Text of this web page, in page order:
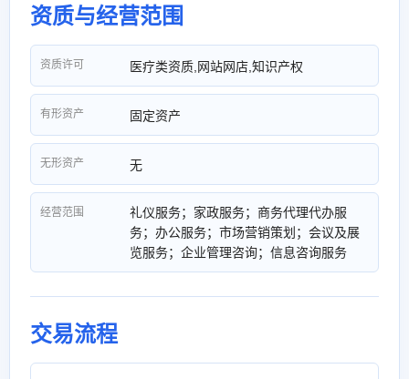
资质与经营范围
资质许可 医疗类资质,网站网店,知识产权
有形资产 固定资产
无形资产 无
经营范围
礼仪服务；家政服务；商务代理代办服
务；办公服务；市场营销策划；会议及展
览服务；企业管理咨询；信息咨询服务
交易流程